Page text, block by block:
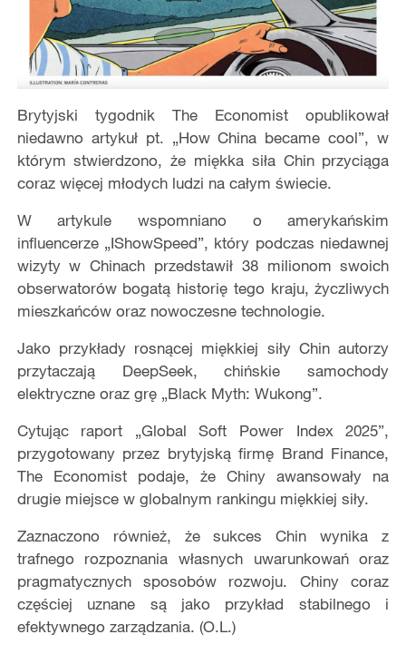
Brytyjski tygodnik The Economist opublikował
niedawno artykuł pt. „How China became cool”, w
którym stwierdzono, że miękka siła Chin przyciąga
coraz więcej młodych ludzi na całym świecie.
W artykule wspomniano o amerykańskim
influencerze „IShowSpeed”, który podczas niedawnej
wizyty w Chinach przedstawił 38 milionom swoich
obserwatorów bogatą historię tego kraju, życzliwych
mieszkańców oraz nowoczesne technologie.
Jako przykłady rosnącej miękkiej siły Chin autorzy
przytaczają DeepSeek, chińskie samochody
elektryczne oraz grę „Black Myth: Wukong”.
Cytując raport „Global Soft Power Index 2025”,
przygotowany przez brytyjską firmę Brand Finance,
The Economist podaje, że Chiny awansowały na
drugie miejsce w globalnym rankingu miękkiej siły.
Zaznaczono również, że sukces Chin wynika z
trafnego rozpoznania własnych uwarunkowań oraz
pragmatycznych sposobów rozwoju. Chiny coraz
częściej uznane są jako przykład stabilnego i
efektywnego zarządzania. (O.L.)